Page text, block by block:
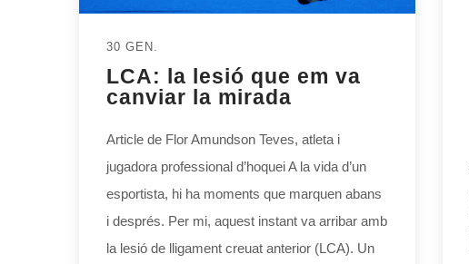
30 GEN.
LCA: la lesió que em va
canviar la mirada
Article de Flor Amundson Teves, atleta i
jugadora professional d’hoquei A la vida d’un
esportista, hi ha moments que marquen abans
i després. Per mi, aquest instant va arribar amb
la lesió de lligament creuat anterior (LCA). Un